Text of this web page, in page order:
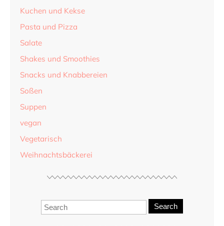
Kuchen und Kekse
Pasta und Pizza
Salate
Shakes und Smoothies
Snacks und Knabbereien
Soßen
Suppen
vegan
Vegetarisch
Weihnachtsbäckerei
Search